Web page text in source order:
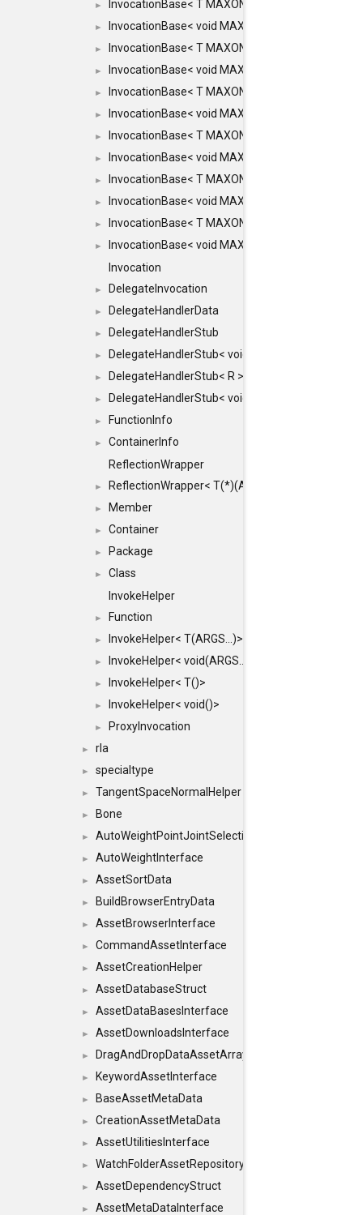
► InvocationBase< T
► InvocationBase< void
► InvocationBase< T
► InvocationBase< void
► InvocationBase< T
► InvocationBase< void
► InvocationBase< T
► InvocationBase< void
► InvocationBase< T
► InvocationBase< void
► InvocationBase< T
►
InvocationBase< void
Invocation
► DelegateInvocation
► DelegateHandlerData
► DelegateHandlerStub
► DelegateHandlerStub< void, ARGS... >
► DelegateHandlerStub< R >
► DelegateHandlerStub< void >
► FunctionInfo
►
ContainerInfo
ReflectionWrapper
► ReflectionWrapper< T(*)(ARGS...)>
► Member
► Container
► Package
►
Class
InvokeHelper
► Function
► InvokeHelper< T(ARGS...)>
► InvokeHelper< void(ARGS...)>
► InvokeHelper< T()>
► InvokeHelper< void()>
► ProxyInvocation
► rla
► specialtype
► TangentSpaceNormalHelper
► Bone
► AutoWeightPointJointSelections
► AutoWeightInterface
► AssetSortData
► BuildBrowserEntryData
► AssetBrowserInterface
► CommandAssetInterface
► AssetCreationHelper
► AssetDatabaseStruct
► AssetDataBasesInterface
► AssetDownloadsInterface
► DragAndDropDataAssetArray
► KeywordAssetInterface
► BaseAssetMetaData
► CreationAssetMetaData
► AssetUtilitiesInterface
► WatchFolderAssetRepositoryInterface
► AssetDependencyStruct
► AssetMetaDataInterface